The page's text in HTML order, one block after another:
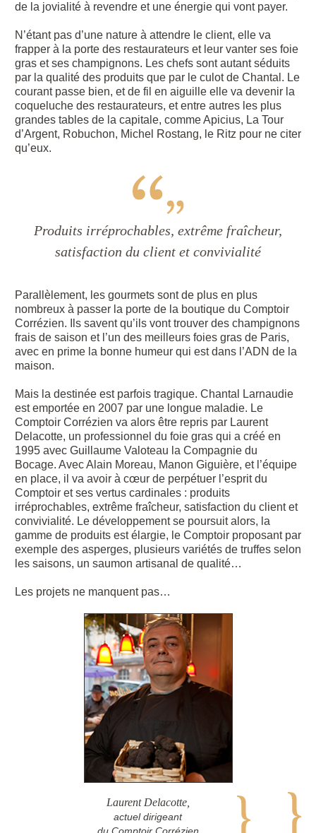
de la jovialité à revendre et une énergie qui vont payer.
N’étant pas d’une nature à attendre le client, elle va
frapper à la porte des restaurateurs et leur vanter ses foie
gras et ses champignons. Les chefs sont autant séduits
par la qualité des produits que par le culot de Chantal. Le
courant passe bien, et de fil en aiguille elle va devenir la
coqueluche des restaurateurs, et entre autres les plus
grandes tables de la capitale, comme Apicius, La Tour
d’Argent, Robuchon, Michel Rostang, le Ritz pour ne citer
qu’eux.
Produits irréprochables, extrême fraîcheur,
satisfaction du client et convivialité
Parallèlement, les gourmets sont de plus en plus
nombreux à passer la porte de la boutique du Comptoir
Corrézien. Ils savent qu’ils vont trouver des champignons
frais de saison et l’un des meilleurs foies gras de Paris,
avec en prime la bonne humeur qui est dans l’ADN de la
maison.
Mais la destinée est parfois tragique. Chantal Larnaudie
est emportée en 2007 par une longue maladie. Le
Comptoir Corrézien va alors être repris par Laurent
Delacotte, un professionnel du foie gras qui a créé en
1995 avec Guillaume Valoteau la Compagnie du
Bocage. Avec Alain Moreau, Manon Giguière, et l’équipe
en place, il va avoir à cœur de perpétuer l’esprit du
Comptoir et ses vertus cardinales : produits
irréprochables, extrême fraîcheur, satisfaction du client et
convivialité. Le développement se poursuit alors, la
gamme de produits est élargie, le Comptoir proposant par
exemple des asperges, plusieurs variétés de truffes selon
les saisons, un saumon artisanal de qualité…
Les projets ne manquent pas…
Laurent Delacotte,
actuel dirigeant